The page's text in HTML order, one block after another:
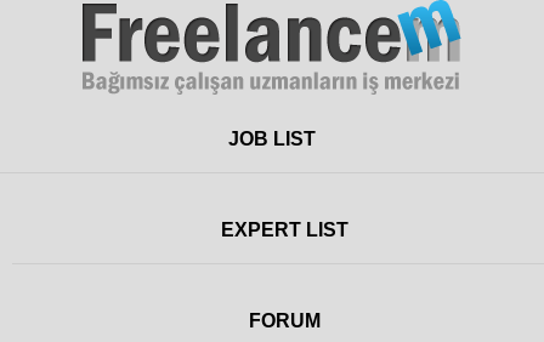
FreelanceJOB LIST
EXPERT LIST
FORUM